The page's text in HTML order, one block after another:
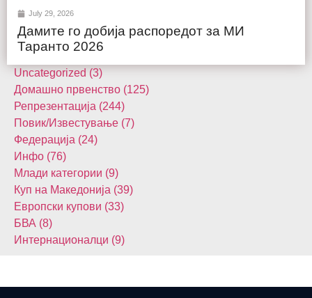
July 29, 2026
Дамите го добија распоредот за МИ
Таранто 2026
Uncategorized (3)
Домашнo првенство (125)
Репрезентација (244)
Повик/Известување (7)
Федерација (24)
Инфо (76)
Млади категории (9)
Куп на Македонија (39)
Европски купови (33)
БВА (8)
Интернационалци (9)